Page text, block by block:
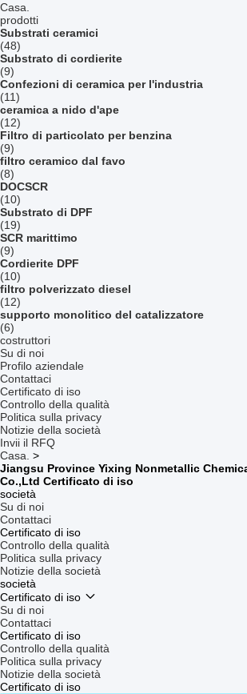
Casa.
prodotti
Substrati ceramici
(48)
Substrato di cordierite
(9)
Confezioni di ceramica per l'industria
(11)
ceramica a nido d'ape
(12)
Filtro di particolato per benzina
(9)
filtro ceramico dal favo
(8)
DOCSCR
(10)
Substrato di DPF
(19)
SCR marittimo
(9)
Cordierite DPF
(10)
filtro polverizzato diesel
(12)
supporto monolitico del catalizzatore
(6)
costruttori
Su di noi
Profilo aziendale
Contattaci
Certificato di iso
Controllo della qualità
Politica sulla privacy
Notizie della società
Invii il RFQ
Casa. >
Jiangsu Province Yixing Nonmetallic
Co.,Ltd Certificato di iso
società
Su di noi
Contattaci
Certificato di iso
Controllo della qualità
Politica sulla privacy
Notizie della società
società
Certificato di iso
Su di noi
Contattaci
Certificato di iso
Controllo della qualità
Politica sulla privacy
Notizie della società
Certificato di iso